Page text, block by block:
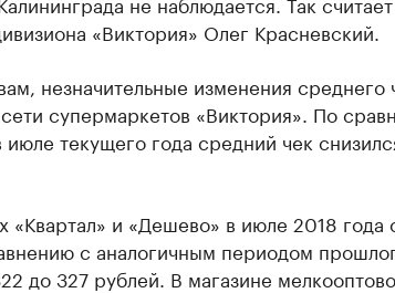
«Виктория» Олег Красневский.
незначительные изменения
супермаркетов «Виктория». По
июле текущего года средний чек
«Квартал» и «Дешево» в июле 2018
с аналогичным периодом
до 327 рублей. В магазине